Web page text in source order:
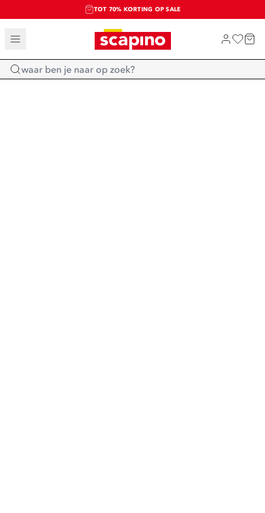
TOT 70% KORTING OP SALE
SALE: LAATSTE KANS!
SHOP NIEUW
Home